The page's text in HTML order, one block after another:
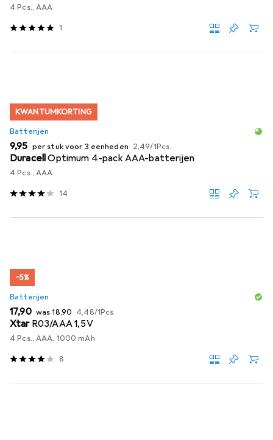
4 Pcs., AAA
1
KWANTUMKORTING
Batterijen
EUR
9,95 per stuk voor 3 eenheden EUR
2,49/1Pcs.
DuracellOptimum 4-pack AAA-batterijen
4 Pcs., AAA
14
−5%
Batterijen
EUR
17,90 wasEUR
18,90 EUR
4,48/1Pcs.
Xtar R03/AAA 1,5V
4 Pcs., AAA, 1000 mAh
8